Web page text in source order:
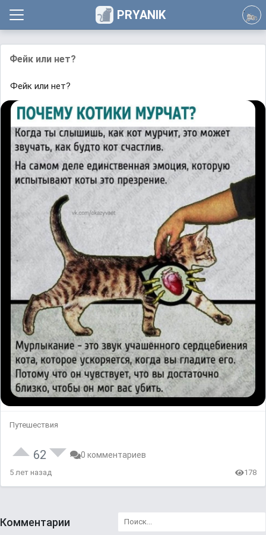
PRYANIK
Фейк или нет?
Фейк или нет?
Путешествия
62 0 комментариев
5 лет назад 178
Комментарии